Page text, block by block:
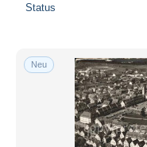
Status
Neu